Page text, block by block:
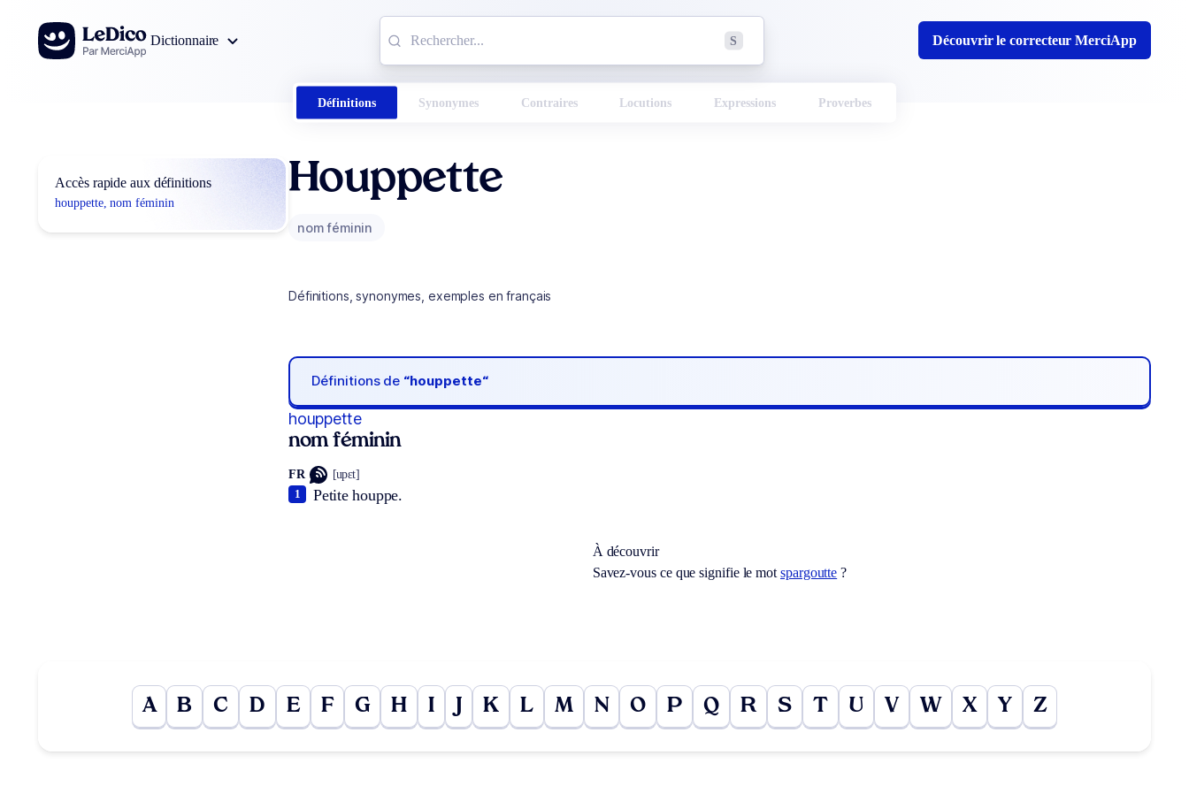
Aller au contenu
Dictionnaire
S Découvrir le correcteur MerciApp
Définitions Synonymes Contraires Locutions Expressions Proverbes
Accès rapide aux définitions
houppette, nom féminin
Houppette
nom féminin
Définitions, synonymes, exemples en français
Définitions de “houppette“
houppette
nom féminin
FR [upɛt]
Petite houppe.
1
À découvrir
Savez-vous ce que signifie le mot spargoutte ?
A B C D E F G H I K L M N O P Q R S T U V W X Y Z